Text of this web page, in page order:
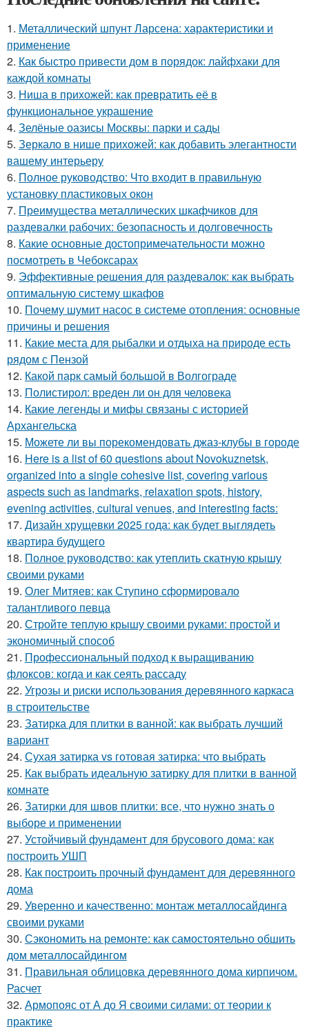
1. Металлический шпунт Ларсена: характеристики и
применение
2. Как быстро привести дом в порядок: лайфхаки для
каждой комнаты
3. Ниша в прихожей: как превратить её в
функциональное украшение
4. Зелёные оазисы Москвы: парки и сады
5. Зеркало в нише прихожей: как добавить элегантности
вашему интерьеру
6. Полное руководство: Что входит в правильную
установку пластиковых окон
7. Преимущества металлических шкафчиков для
раздевалки рабочих: безопасность и долговечность
8. Какие основные достопримечательности можно
посмотреть в Чебоксарах
9. Эффективные решения для раздевалок: как выбрать
оптимальную систему шкафов
10. Почему шумит насос в системе отопления: основные
причины и решения
11. Какие места для рыбалки и отдыха на природе есть
рядом с Пензой
12. Какой парк самый большой в Волгограде
13. Полистирол: вреден ли он для человека
14. Какие легенды и мифы связаны с историей
Архангельска
15. Можете ли вы порекомендовать джаз-клубы в городе
16. Here is a list of 60 questions about Novokuznetsk,
organized into a single cohesive list, covering various
aspects such as landmarks, relaxation spots, history,
evening activities, cultural venues, and interesting facts:
17. Дизайн хрущевки 2025 года: как будет выглядеть
квартира будущего
18. Полное руководство: как утеплить скатную крышу
своими руками
19. Олег Митяев: как Ступино сформировало
талантливого певца
20. Стройте теплую крышу своими руками: простой и
экономичный способ
21. Профессиональный подход к выращиванию
флоксов: когда и как сеять рассаду
22. Угрозы и риски использования деревянного каркаса
в строительстве
23. Затирка для плитки в ванной: как выбрать лучший
вариант
24. Сухая затирка vs готовая затирка: что выбрать
25. Как выбрать идеальную затирку для плитки в ванной
комнате
26. Затирки для швов плитки: все, что нужно знать о
выборе и применении
27. Устойчивый фундамент для брусового дома: как
построить УШП
28. Как построить прочный фундамент для деревянного
дома
29. Уверенно и качественно: монтаж металлосайдинга
своими руками
30. Сэкономить на ремонте: как самостоятельно обшить
дом металлосайдингом
31. Правильная облицовка деревянного дома кирпичом.
Расчет
32. Армопояс от А до Я своими силами: от теории к
практике